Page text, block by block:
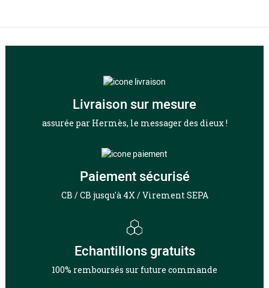
Livraison sur mesure
assurée par Hermès, le messager des dieux !
Paiement sécurisé
CB / CB jusqu'à 4X / Virement SEPA
Echantillons gratuits
100% remboursés sur future commande